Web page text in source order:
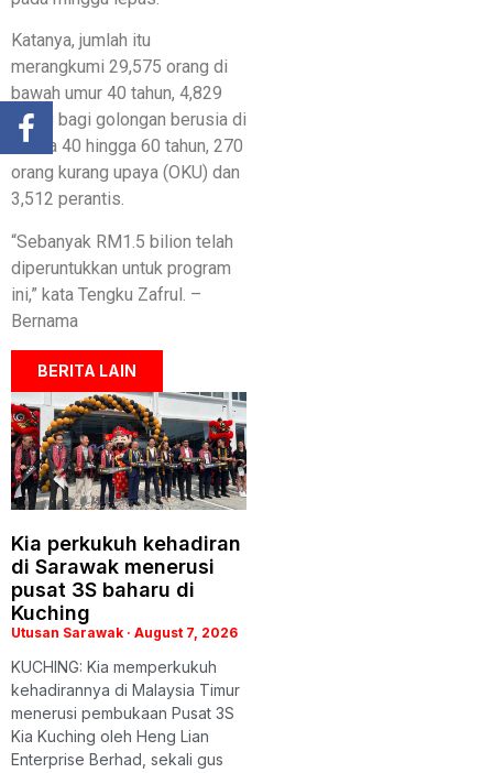
Katanya, jumlah itu
merangkumi 29,575 orang di
bawah umur 40 tahun, 4,829
orang bagi golongan berusia di
antara 40 hingga 60 tahun, 270
orang kurang upaya (OKU) dan
3,512 perantis.
“Sebanyak RM1.5 bilion telah
diperuntukkan untuk program
ini,” kata Tengku Zafrul. –
Bernama
BERITA LAIN
Kia perkukuh kehadiran
di Sarawak menerusi
pusat 3S baharu di
Kuching
Utusan Sarawak August 7, 2026
KUCHING: Kia memperkukuh
kehadirannya di Malaysia Timur
menerusi pembukaan Pusat 3S
Kia Kuching oleh Heng Lian
Enterprise Berhad, sekali gus